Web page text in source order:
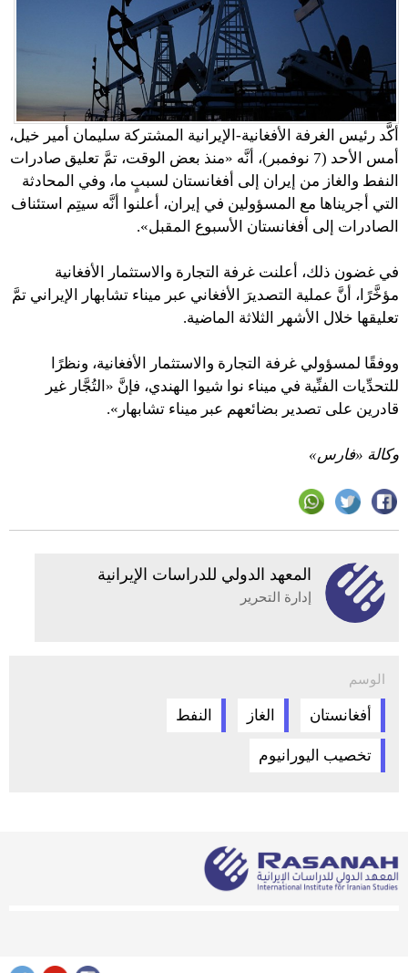
أكَّد رئيس الغرفة الأفغانية-الإيرانية المشتركة سليمان أمير خيل،
أمس الأحد (7 نوفمبر)، أنَّه «منذ بعض الوقت، تمَّ تعليق صادرات
النفط والغاز من إيران إلى أفغانستان لسببٍ ما، وفي المحادثة
التي أجريناها مع المسؤولين في إيران، أعلنوا أنَّه سيتِم استئناف
الصادرات إلى أفغانستان الأسبوع المقبل».
في غضون ذلك، أعلنت غرفة التجارة والاستثمار الأفغانية
مؤخَّرًا، أنَّ عملية التصديرَ الأفغاني عبر ميناء تشابهار الإيراني تمَّ
تعليقها خلال الأشهر الثلاثة الماضية.
ووفقًا لمسؤولي غرفة التجارة والاستثمار الأفغانية، ونظرًا
للتحدِّيات الفنِّية في ميناء نوا شيوا الهندي، فإنَّ «التُجَّار غير
قادرين على تصدير بضائعهم عبر ميناء تشابهار».
وكالة «فارس»
المعهد الدولي للدراسات الإيرانية
إدارة التحرير
الوسم
أفغانستان الغاز النفط
تخصيب اليورانيوم